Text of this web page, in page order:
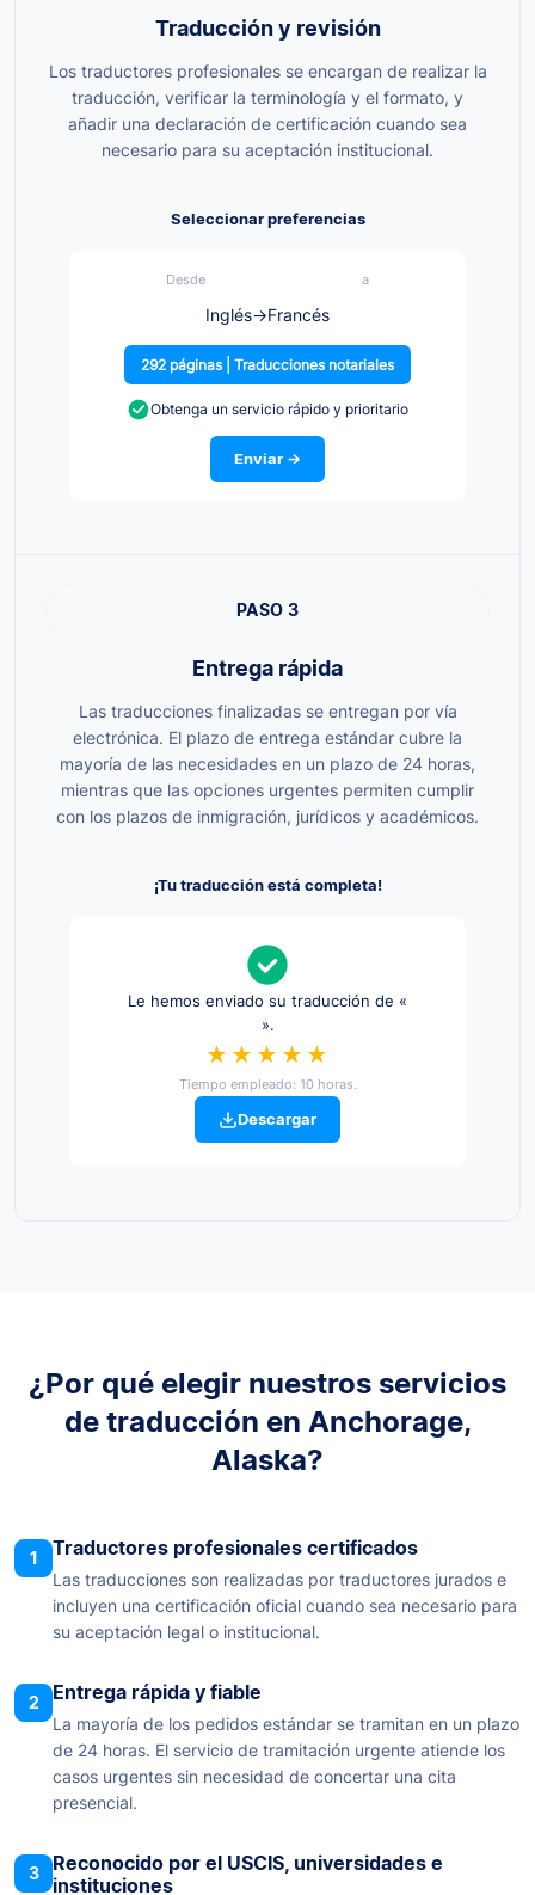
Traducción y revisión
Los traductores profesionales se encargan de realizar la
traducción, verificar la terminología y el formato, y
añadir una declaración de certificación cuando sea
necesario para su aceptación institucional.
Seleccionar preferencias
Desde a
Inglés→Francés
292 páginas | Traducciones notariales
Obtenga un servicio rápido y prioritario
Enviar →
PASO 3
Entrega rápida
Las traducciones finalizadas se entregan por vía
electrónica. El plazo de entrega estándar cubre la
mayoría de las necesidades en un plazo de 24 horas,
mientras que las opciones urgentes permiten cumplir
con los plazos de inmigración, jurídicos y académicos.
¡Tu traducción está completa!
Le hemos enviado su traducción de «
».
★★★★★
Tiempo empleado: 10 horas.
Descargar
¿Por qué elegir nuestros servicios
de traducción en Anchorage,
Alaska?
1 Traductores profesionales certificados
Las traducciones son realizadas por traductores jurados e
incluyen una certificación oficial cuando sea necesario para
su aceptación legal o institucional.
2 Entrega rápida y fiable
La mayoría de los pedidos estándar se tramitan en un plazo
de 24 horas. El servicio de tramitación urgente atiende los
casos urgentes sin necesidad de concertar una cita
presencial.
3
Reconocido por el USCIS, universidades e
instituciones